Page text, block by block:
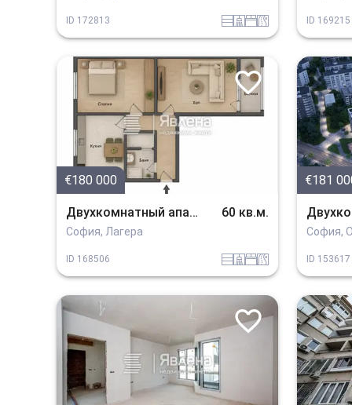
ID 172813 EPK sanitarno_pomeshtenie spalniav_blizost_do_asfaltiran_put ID 169215
€180 000
Двухкомнатный апартамент 60 кв.м.
София, Лагера
ID 168506 EPK sanitarno_pomeshtenie spalniav_blizost_do_asfaltiran_put
€181
София,
ID 153617